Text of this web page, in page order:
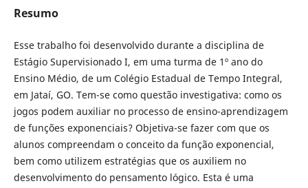
Resumo
Esse trabalho foi desenvolvido durante a disciplina de
Estágio Supervisionado I, em uma turma de 1º ano do
Ensino Médio, de um Colégio Estadual de Tempo Integral,
em Jataí, GO. Tem-se como questão investigativa: como os
jogos podem auxiliar no processo de ensino-aprendizagem
de funções exponenciais? Objetiva-se fazer com que os
alunos compreendam o conceito da função exponencial,
bem como utilizem estratégias que os auxiliem no
desenvolvimento do pensamento lógico. Esta é uma